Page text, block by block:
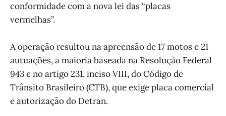
conformidade com a nova lei das “placas
vermelhas”.
A operação resultou na apreensão de 17 motos e 21
autuações, a maioria baseada na Resolução Federal
943 e no artigo 231, inciso VIII, do Código de
Trânsito Brasileiro (CTB), que exige placa comercial
e autorização do Detran.